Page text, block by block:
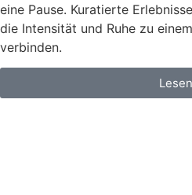
eine Pause. Kuratierte
die Intensität und Ruhe zu
verbinden.
Lesen